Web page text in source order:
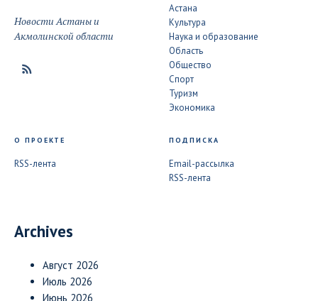
Новости Астаны и
Акмолинской области
Астана
Культура
Наука и образование
Область
Общество
Спорт
Туризм
Экономика
О ПРОЕКТЕ
RSS-лента
ПОДПИСКА
Email-рассылка
RSS-лента
Archives
Август 2026
Июль 2026
Июнь 2026